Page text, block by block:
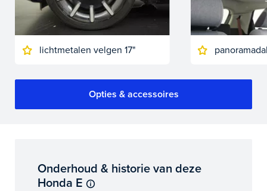
lichtmetalen velgen 17"
Opties & accessoires
Onderhoud & historie van deze
Honda E